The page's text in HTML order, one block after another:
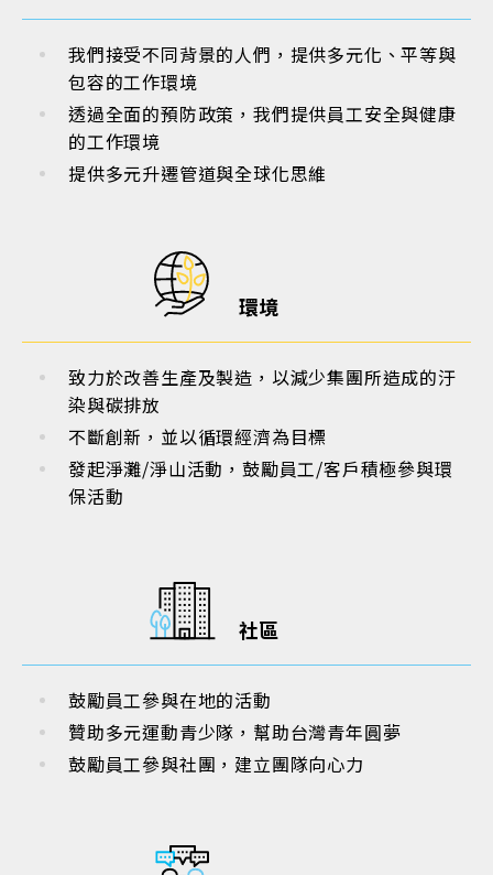
我們接受不同背景的人們，提供多元化、平等與
包容的工作環境
透過全面的預防政策，我們提供員工安全與健康
的工作環境
提供多元升遷管道與全球化思維
環境
致力於改善生產及製造，以減少集團所造成的汙
染與碳排放
不斷創新，並以循環經濟為目標
發起淨灘/淨山活動，鼓勵員工/客戶積極參與環
保活動
社區
鼓勵員工參與在地的活動
贊助多元運動青少隊，幫助台灣青年圓夢
鼓勵員工參與社團，建立團隊向心力